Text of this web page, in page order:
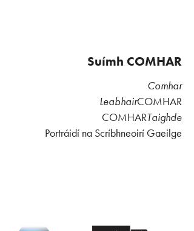
Suímh COMHAR
Comhar
LeabhairCOMHAR
COMHARTaighde
Portráidí na Scríbhneoirí Gaeilge